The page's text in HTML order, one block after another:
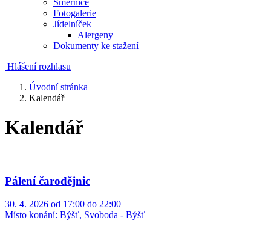
Směrnice
Fotogalerie
Jídelníček
Alergeny
Dokumenty ke stažení
Hlášení rozhlasu
Úvodní stránka
Kalendář
Kalendář
Pálení čarodějnic
30. 4. 2026 od 17:00 do 22:00
Místo konání: Býšť, Svoboda - Býšť